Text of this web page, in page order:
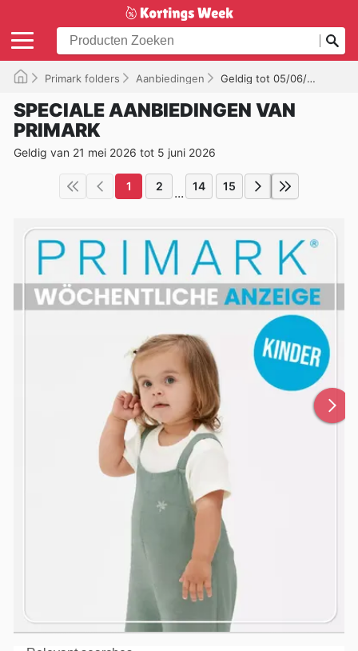
Primark folders Aanbiedingen Geldig tot 05/06/2026
SPECIALE AANBIEDINGEN VAN
PRIMARK
Geldig van 21 mei 2026 tot 5 juni 2026
1 2 ... 14 15